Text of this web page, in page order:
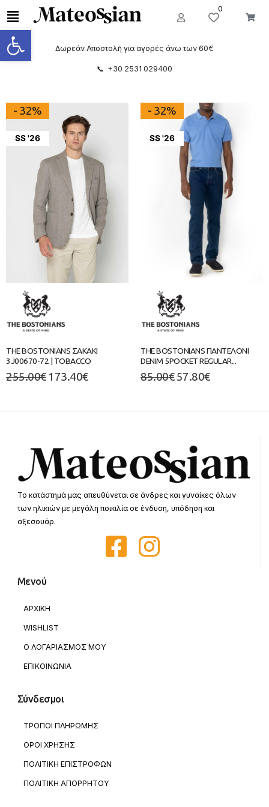
Ανοίξτε τη γραμμή εργαλείων
0
Δωρεάν Αποστολή για αγορές άνω των 60€
📞 +30 2531 029400
SS '26
- 32%
THE BOSTONIANS ΣΑΚΑΚΙ
3J00670-72 | TOBACCO
255.00€ 173.40€
SS '26
- 32%
THE BOSTONIANS ΠΑΝΤΕΛΟΝΙ
DENIM 5POCKET REGULAR...
85.00€ 57.80€
Το κατάστημά μας απευθύνεται σε άνδρες και γυναίκες όλων
των ηλικιών με μεγάλη ποικιλία σε ένδυση, υπόδηση και
αξεσουάρ.
Μενού
ΑΡΧΙΚΗ
WISHLIST
Ο ΛΟΓΑΡΙΑΣΜΟΣ ΜΟΥ
ΕΠΙΚΟΙΝΩΝΙΑ
Σύνδεσμοι
ΤΡΟΠΟΙ ΠΛΗΡΩΜΗΣ
ΟΡΟΙ ΧΡΗΣΗΣ
ΠΟΛΙΤΙΚΗ ΕΠΙΣΤΡΟΦΩΝ
ΠΟΛΙΤΙΚΗ ΑΠΟΡΡΗΤΟΥ